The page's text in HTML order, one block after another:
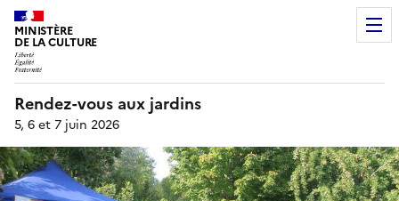
MINISTÈRE
DE LA CULTURE
Rendez-vous aux jardins
5, 6 et 7 juin 2026